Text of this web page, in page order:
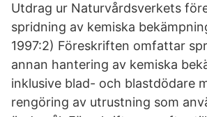
Utdrag ur Naturvårdsverkets
spridning av kemiska
1997:2) Föreskriften omfattar
annan hantering av kemiska
inklusive blad- och blastdödare
rengöring av utrustning som